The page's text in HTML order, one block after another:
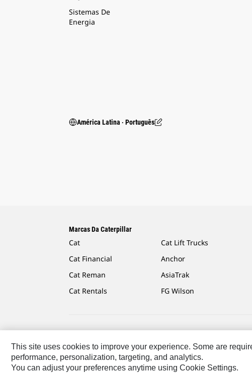
Sistemas De
Energia
América Latina ‧ Português
Marcas Da Caterpillar
Cat
Cat Financial
Cat Reman
Cat Rentals
Cat Lift Trucks
Anchor
AsiaTrak
FG Wilson
South America - Portuguese © 2026 Caterpillar. Todos os
This site uses cookies to improve your experience. Some are
performance, personalization, targeting, and analytics.
You can adjust your preferences anytime using Cookie Settings.